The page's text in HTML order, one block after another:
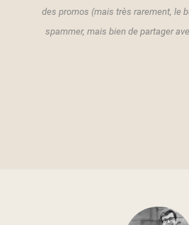
des promos (mais très rarement, le
spammer, mais bien de partager